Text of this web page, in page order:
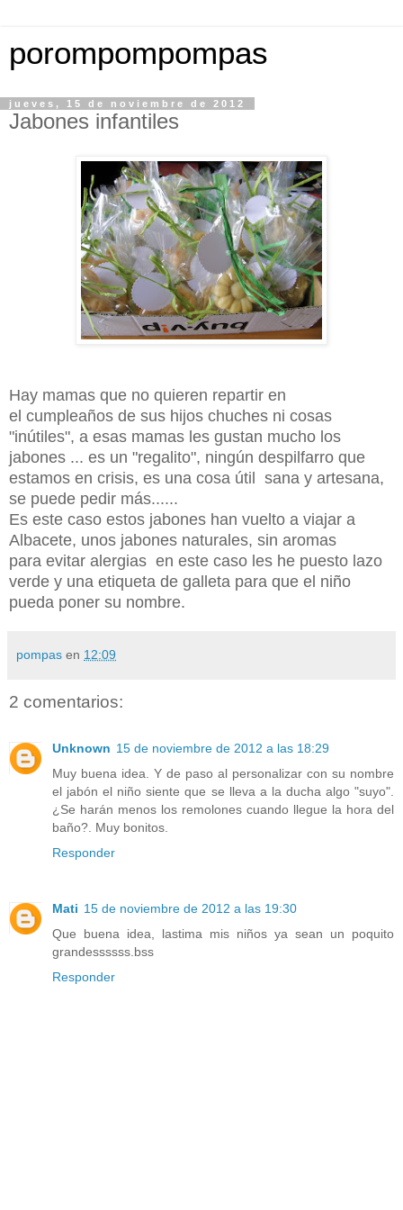
porompompompas
jueves, 15 de noviembre de 2012
Jabones infantiles
Hay mamas que no quieren repartir en
el cumpleaños de sus hijos chuches ni cosas
"inútiles", a esas mamas les gustan mucho los
jabones ... es un "regalito", ningún despilfarro que
estamos en crisis, es una cosa útil sana y artesana,
se puede pedir más......
Es este caso estos jabones han vuelto a viajar a
Albacete, unos jabones naturales, sin aromas
para evitar alergias en este caso les he puesto lazo
verde y una etiqueta de galleta para que el niño
pueda poner su nombre.
pompas en 12:09
2 comentarios:
Unknown 15 de noviembre de 2012 a las 18:29
Muy buena idea. Y de paso al personalizar con su nombre
el jabón el niño siente que se lleva a la ducha algo "suyo".
¿Se harán menos los remolones cuando llegue la hora del
baño?. Muy bonitos.
Responder
Mati 15 de noviembre de 2012 a las 19:30
Que buena idea, lastima mis niños ya sean un poquito
grandessssss.bss
Responder